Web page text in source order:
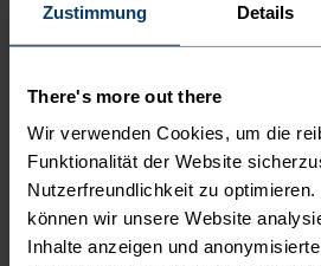
Zustimmung Details
There's more out there
Wir verwenden Cookies, um die
Funktionalität der Website
Nutzerfreundlichkeit zu
können wir unsere Website
Inhalte anzeigen und
Shirt Full-Zip
CHF 90.95
CHF 130.00
(4)
CHF
-30%
%
-
%